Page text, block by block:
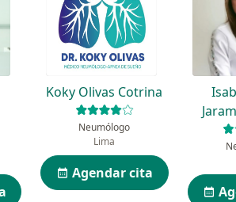
Koky Olivas Cotrina
Neumólogo
Lima
Agendar cita